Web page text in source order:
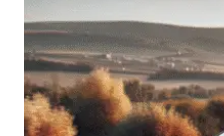
Audi
Navigatie Audi A3 8p
Navigatie Audi A4
Navigatie Audi A4 B6
Navigatie Audi A4 B7
Navigatie Audi A4 B8
Navigatie Audi A5
Navigatie Audi A6 C5
Navigatie Audi A6 C6
Navigatie Audi A6 C7
Navigatie Audi Q5
Ford